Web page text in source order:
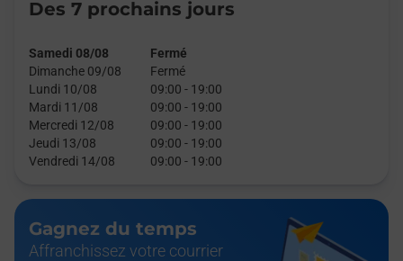
Des 7 prochains jours
Samedi 08/08
Fermé
Dimanche 09/08
Fermé
Lundi 10/08
09:00 - 19:00
Mardi 11/08
09:00 - 19:00
Mercredi 12/08
09:00 - 19:00
Jeudi 13/08
09:00 - 19:00
Vendredi 14/08
09:00 - 19:00
Gagnez du temps
Affranchissez votre courrier